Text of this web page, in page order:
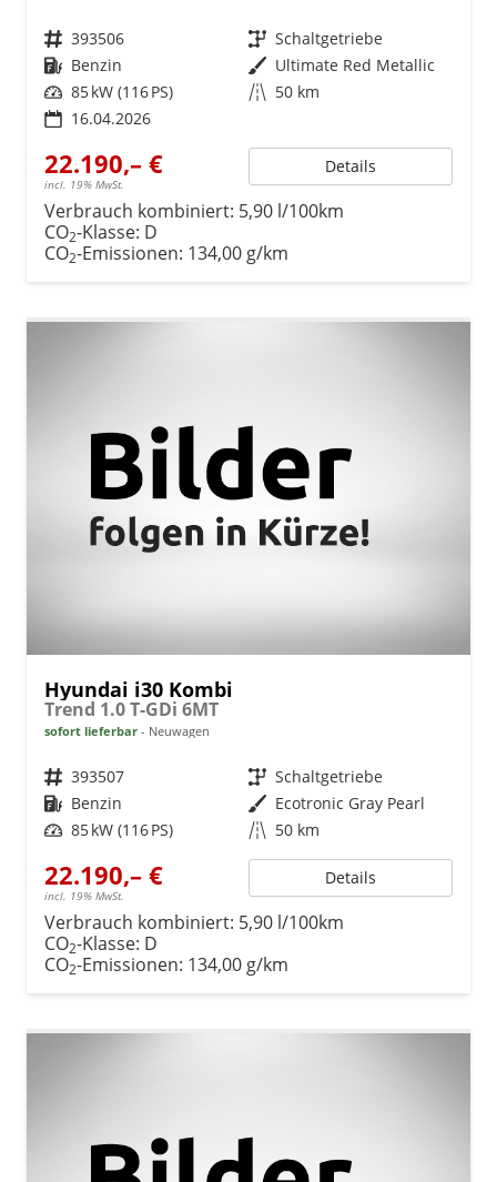
Fahrzeugnr. 393506 Getriebe Schaltgetriebe
Kraftstoff Benzin Außenfarbe Ultimate Red Metallic
Leistung 85 kW (116 PS) Kilometerstand 50 km
16.04.2026
22.190,– €
incl. 19% MwSt.
Details
Verbrauch kombiniert: 5,90 l/100km
CO2-Klasse: D
CO2-Emissionen: 134,00 g/km
Hyundai i30 Kombi
Trend 1.0 T-GDi 6MT
sofort lieferbar Neuwagen
Fahrzeugnr. 393507 Getriebe Schaltgetriebe
Kraftstoff Benzin Außenfarbe Ecotronic Gray Pearl
Leistung 85 kW (116 PS) Kilometerstand 50 km
22.190,– €
incl. 19% MwSt.
Details
Verbrauch kombiniert: 5,90 l/100km
CO2-Klasse: D
CO2-Emissionen: 134,00 g/km